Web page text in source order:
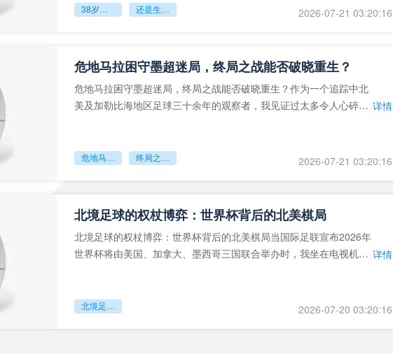
38岁赌上一切：世界杯的绝唱 还是生命的最后冲刺？ 2026-07-21 03:20:16
危地马拉困守墨超迷局，终局之战能否破晓重生？
危地马拉困守墨超迷局，终局之战能否破晓重生？作为一个追踪中北
美及加勒比海地区足球三十余年的观察者，我见证过太多令人心碎的 详情
危地马拉困守墨超迷局 终局之战能否破晓重生？ 2026-07-21 03:20:16
北境足球的权杖博弈：世界杯背后的北美棋局
北境足球的权杖博弈：世界杯背后的北美棋局当国际足联宣布2026年
世界杯将由美国、加拿大、墨西哥三国联合举办时，我坐在电视机
详情
北境足球的权杖博弈：世界杯背后的北美棋局 2026-07-20 03:20:16